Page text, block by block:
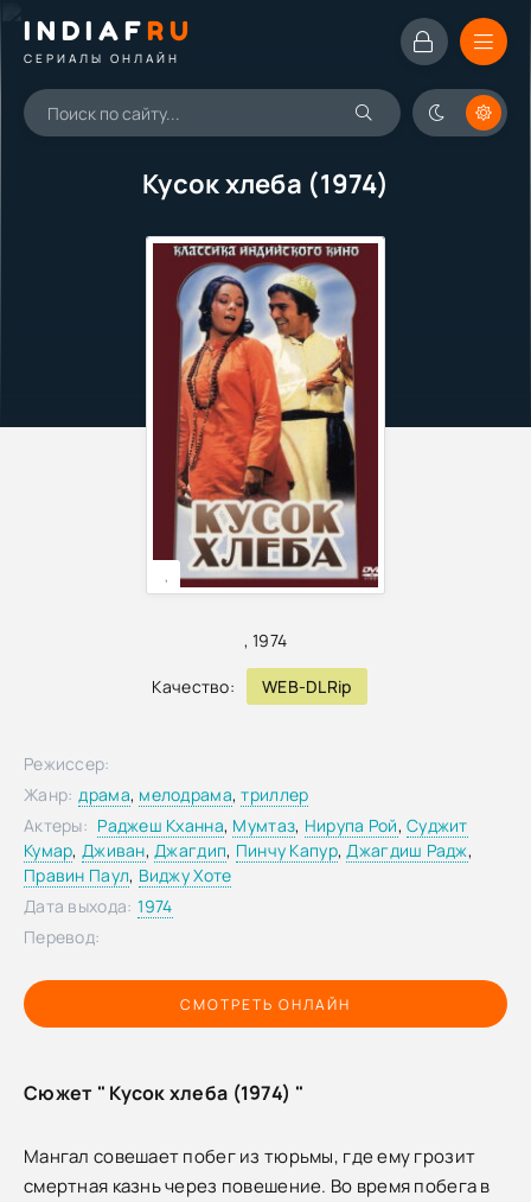
INDIAFRU
СЕРИАЛЫ ОНЛАЙН
Кусок хлеба (1974)
,1974
Качество: WEB-DLRip
,
СМОТРЕТЬ ОНЛАЙН
Режиссер:
Жанр: драма, мелодрама,триллер
Актеры: Раджеш Кханна, Мумтаз, Нирупа Рой,Суджит
Кумар, Дживан,Джагдип, Пинчу Капур,Джагдиш Радж,
Правин Паул, Виджу Хоте
Дата выхода: 1974
Перевод:
Сюжет " Кусок хлеба (1974) "
Мангал совешает побег из тюрьмы, где ему грозит
смертная казнь через повешение. Во время побега в